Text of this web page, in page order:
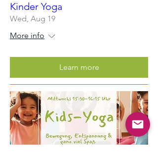
Kinder Yoga
Wed, Aug 19
More info
Learn more